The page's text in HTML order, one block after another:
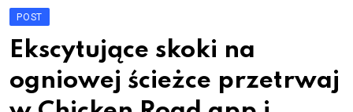
POST
Ekscytujące skoki na
ogniowej ścieżce przetrwaj